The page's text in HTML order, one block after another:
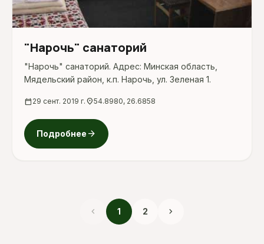
"Нарочь" санаторий
"Нарочь" санаторий. Адрес: Минская область,
Мядельский район, к.п. Нарочь, ул. Зеленая 1.
calendar_today 29 сент. 2019 г. location_on54.8980, 26.6858
Подробнее arrow_forward
chevron_left 1 2 chevron_right